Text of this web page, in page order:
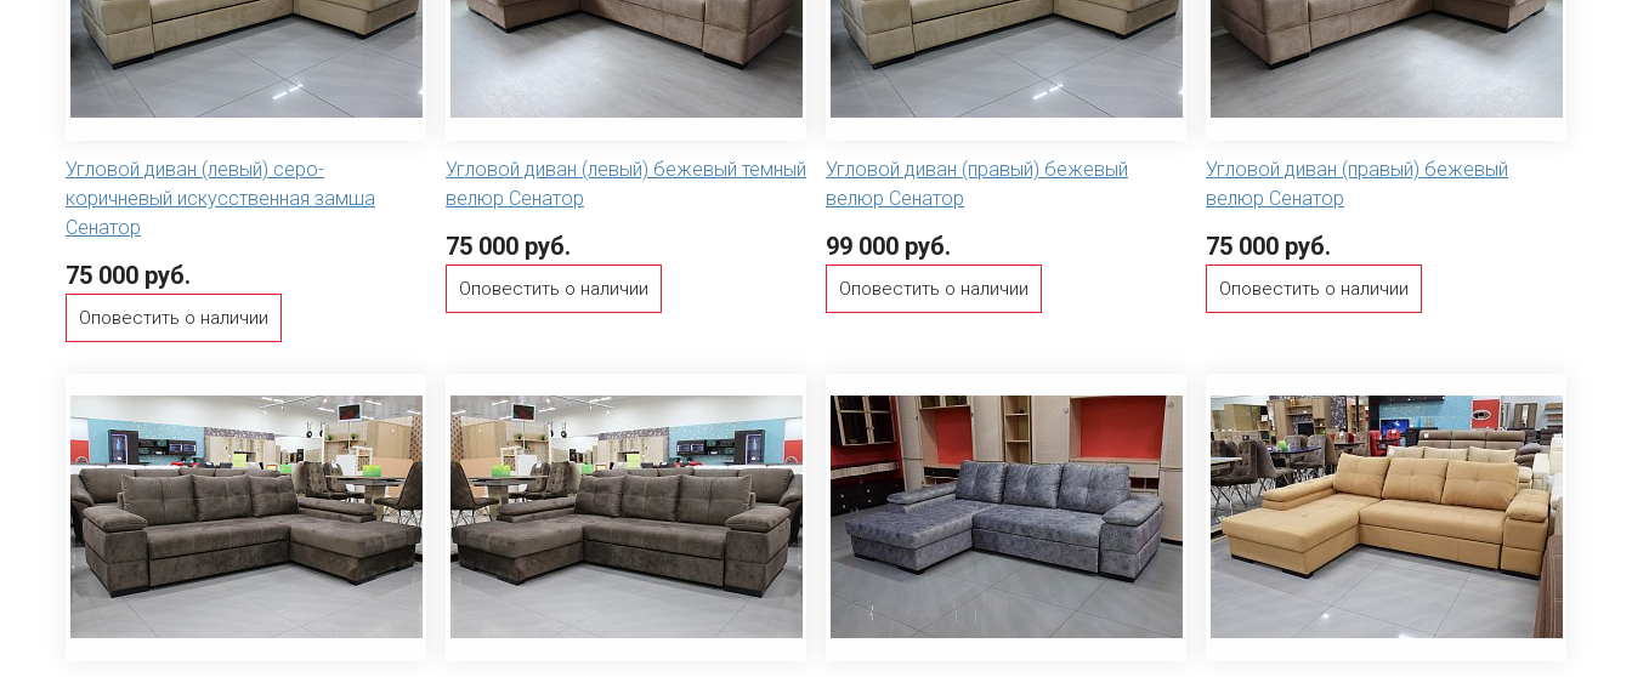
Угловой диван (левый) серо-
коричневый искусственная замша
Сенатор
75 000 руб.
Оповестить о наличии
Угловой диван (левый) бежевый темный
велюр Сенатор
75 000 руб.
Оповестить о наличии
Угловой диван (правый) бежевый
велюр Сенатор
99 000 руб.
Оповестить о наличии
Угловой диван (правый) бежевый
велюр Сенатор
75 000 руб.
Оповестить о наличии